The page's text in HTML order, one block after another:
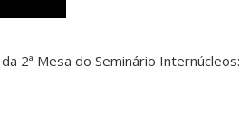
2ª Mesa do Seminário Internúcleos: